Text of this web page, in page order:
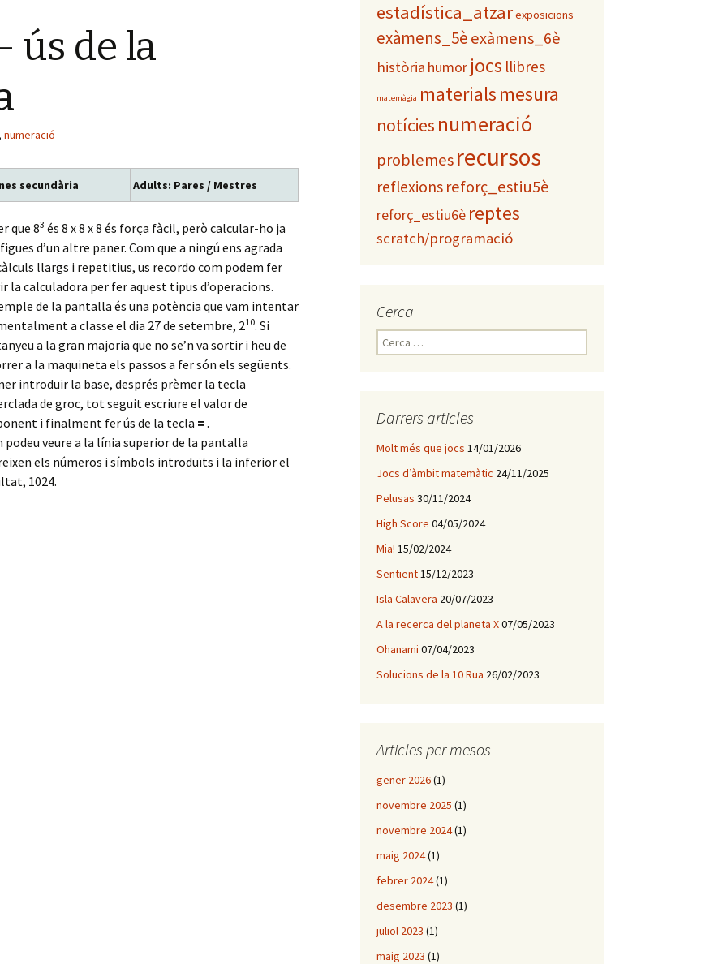
ús de la
, numeració
secundària Adults: Pares / Mestres
que 83 és 8 x 8 x 8 és força fàcil, però calcular-ho ja
d’un altre paner. Com que a ningú ens agrada
llargs i repetitius, us recordo com podem fer
la calculadora per fer aquest tipus d’operacions.
de la pantalla és una potència que vam intentar
a classe el dia 27 de setembre, 210. Si
a la gran majoria que no se’n va sortir i heu de
a la maquineta els passos a fer són els següents.
introduir la base, després prèmer la tecla
de groc, tot seguit escriure el valor de
i finalment fer ús de la tecla = .
podeu veure a la línia superior de la pantalla
els números i símbols introduïts i la inferior el
1024.
estadística_atzarexposicions
exàmens_5èexàmens_6è
història humor jocs llibres
matemàgia materialsmesura
notícies numeració
problemesrecursos
reflexions reforç_estiu5è
reforç_estiu6è reptes
scratch/programació
Cerca
e
:Darrers articles
Molt més que jocs 14/01/2026
Jocs d’àmbit matemàtic 24/11/2025
Pelusas 30/11/2024
High Score 04/05/2024
Mia! 15/02/2024
Sentient15/12/2023
Isla Calavera 20/07/2023
A la recerca del planeta X07/05/2023
Ohanami 07/04/2023
Solucions de la 10 Rua 26/02/2023
Articles per mesos
gener 2026(1)
novembre 2025 (1)
novembre 2024(1)
maig 2024(1)
febrer 2024(1)
desembre 2023 (1)
juliol 2023 (1)
maig 2023 (1)